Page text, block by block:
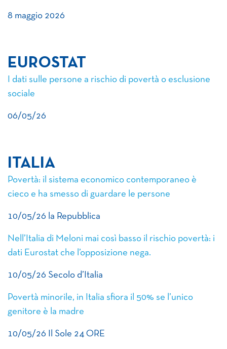
8 maggio 2026
EUROSTAT
I dati sulle persone a rischio di povertà o esclusione
sociale
06/05/26
ITALIA
Povertà: il sistema economico contemporaneo è
cieco e ha smesso di guardare le persone
10/05/26 la Repubblica
Nell’Italia di Meloni mai così basso il rischio povertà: i
dati Eurostat che l’opposizione nega.
10/05/26 Secolo d’Italia
Povertà minorile, in Italia sfiora il 50% se l’unico
genitore è la madre
10/05/26 Il Sole 24 ORE